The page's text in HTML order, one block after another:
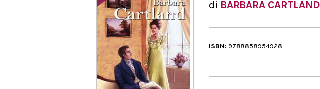
di BARBARA CARTLAND
ISBN: 9788858954928